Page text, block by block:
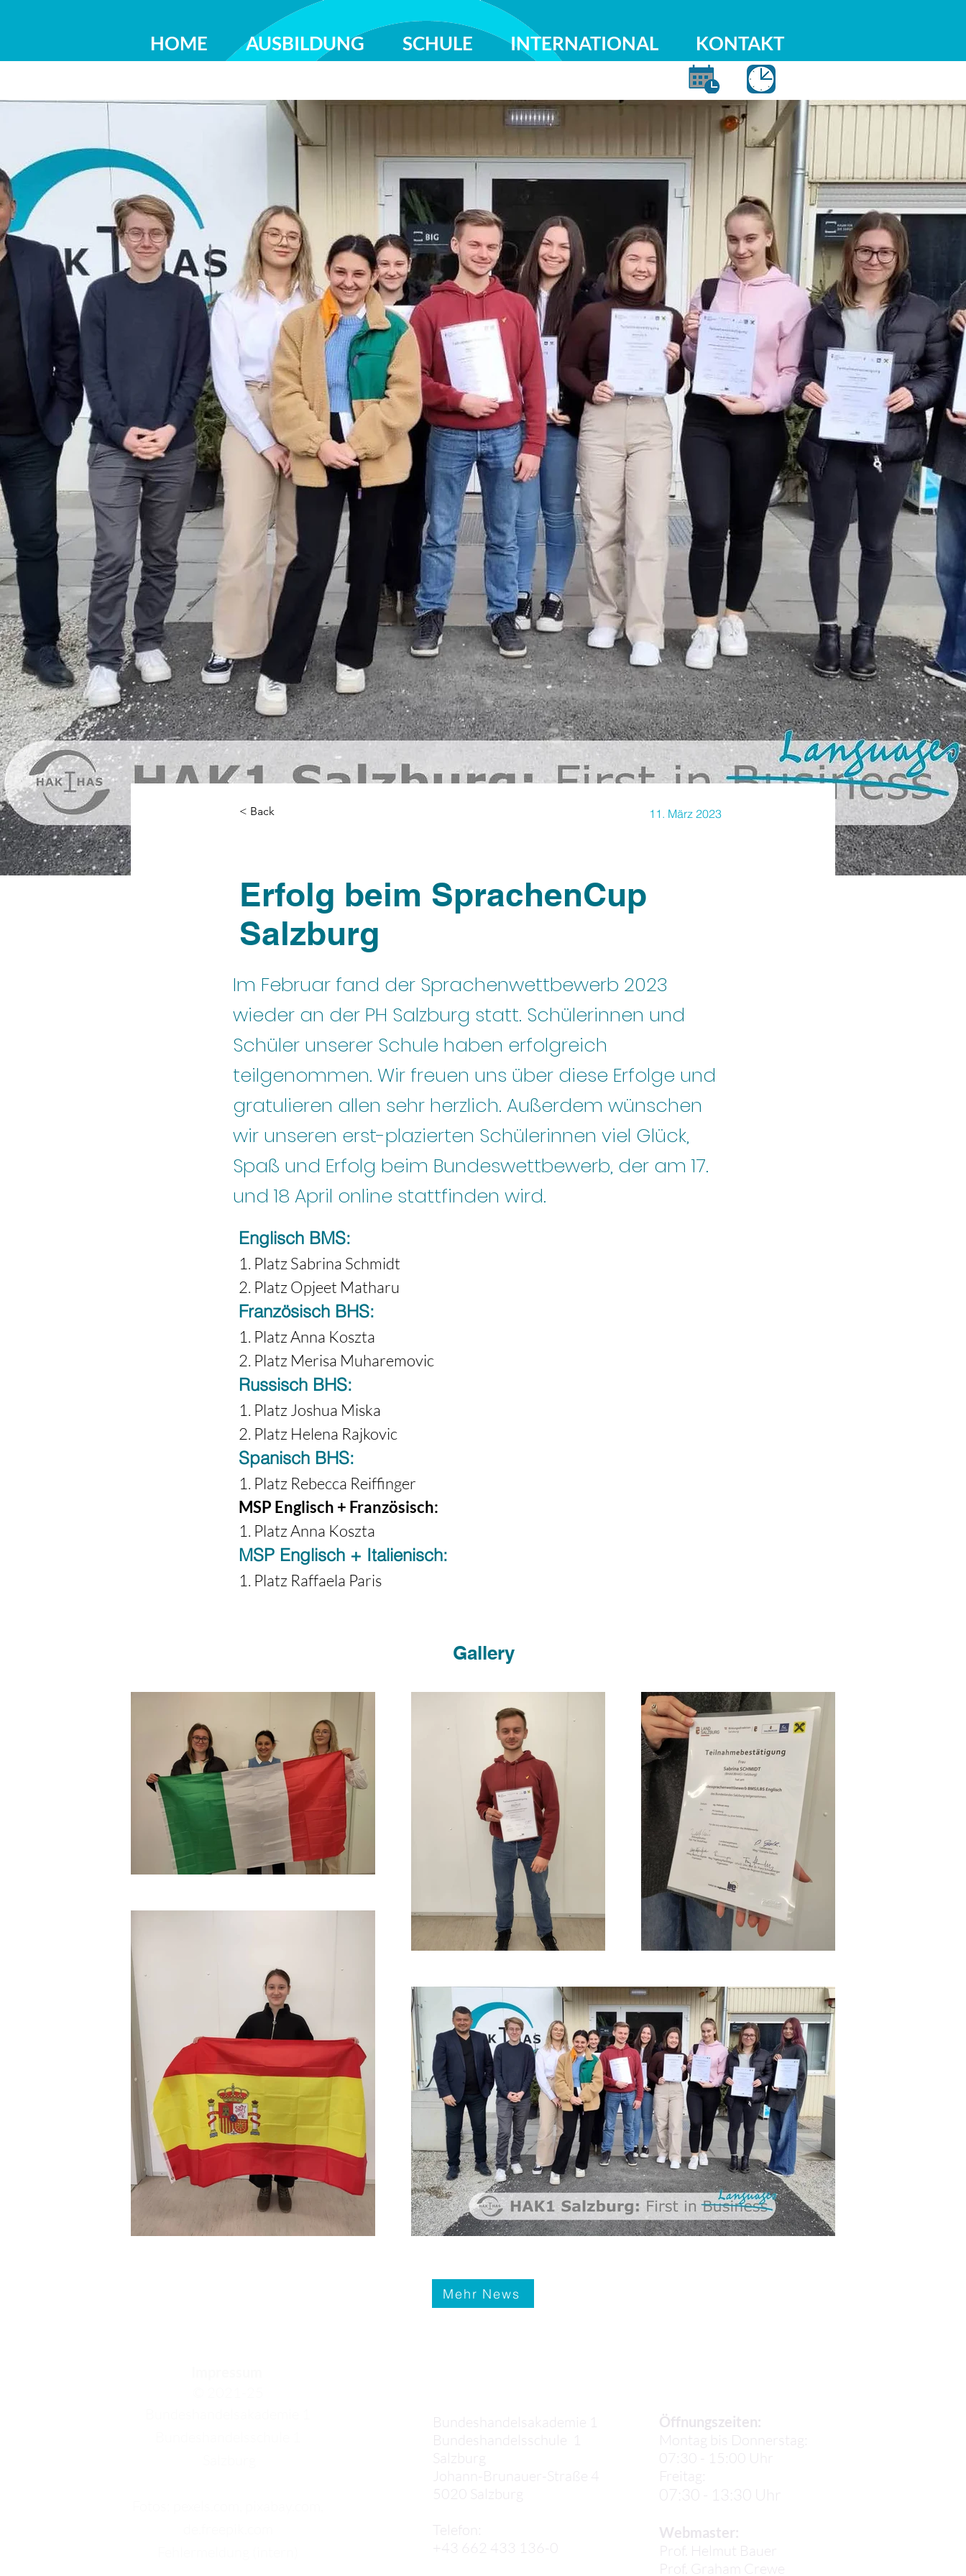
HOME AUSBILDUNG SCHULE INTERNATIONAL KONTAKT
< Back 11. März 2023
Erfolg beim SprachenCup
Salzburg
Im Februar fand der Sprachenwettbewerb 2023
wieder an der PH Salzburg statt. Schülerinnen und
Schüler unserer Schule haben erfolgreich
teilgenommen. Wir freuen uns über diese Erfolge und
gratulieren allen sehr herzlich. Außerdem wünschen
wir unseren erst-plazierten Schülerinnen viel Glück,
Spaß und Erfolg beim Bundeswettbewerb, der am 17.
und 18 April online stattfinden wird.
Englisch BMS:
1. Platz Sabrina Schmidt
2. Platz Opjeet Matharu
Französisch BHS:
1. Platz Anna Koszta
2. Platz Merisa Muharemovic
Russisch BHS:
1. Platz Joshua Miska
2. Platz Helena Rajkovic
Spanisch BHS:
1. Platz Rebecca Reiffinger
MSP Englisch + Französisch:
1. Platz Anna Koszta
MSP Englisch + Italienisch:
1. Platz Raffaela Paris
Gallery
Mehr News
Bundeshandelsakademie 1
Bundeshandelsschule 1
Salzburg
Johann-Brunauer-Straße 4
5020 Salzburg
Telefon:
+43 662 433 136-0
Öffnungszeiten:
Montag bis Donnerstag:
07:30 - 15:00 Uhr
Freitag:
07:30 - 13:30 Uhr
Webmaster:
Prof. Helmut Bauer
Prof.
Graham Crewe